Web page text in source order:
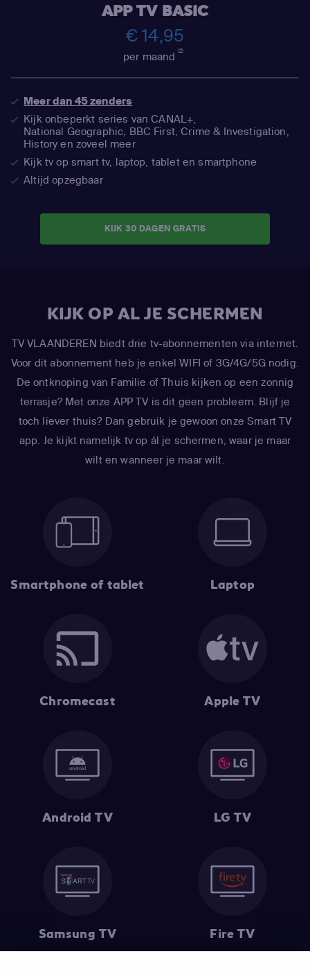
APP TV BASIC
€ 14,95
per maand(2)
Meer dan 45 zenders
Kijk onbeperkt series van CANAL+,
National Geographic, BBC First, Crime & Investigation,
History en zoveel meer
Kijk tv op smart tv, laptop, tablet en smartphone
Altijd opzegbaar
KIJK 30 DAGEN GRATIS
KIJK OP AL JE SCHERMEN
TV VLAANDEREN biedt drie tv-abonnementen via internet.
Voor dit abonnement heb je enkel WIFI of 3G/4G/5G nodig.
De ontknoping van Familie of Thuis kijken op een zonnig
terrasje? Met onze APP TV is dit geen probleem. Blijf je
toch liever thuis? Dan gebruik je gewoon onze Smart TV
app. Je kijkt namelijk tv op ál je schermen, waar je maar
wilt en wanneer je maar wilt.
Smartphone of tablet Laptop
Chromecast Apple TV
Android TV LG TV
Samsung TV Fire TV